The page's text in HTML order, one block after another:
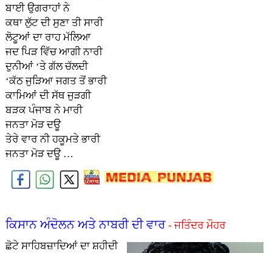
ਬਾਈ ਉਗਰਾਹਾਂ ਨੇ
ਕਥਾ ਲੁੱਟ ਦੀ ਸੁਣਾ ਤੀ ਸਾਰੀ
ਲੋਟੂਆਂ ਦਾ ਰਾਹ ਮੱਲਿਆ
ਜਦ ਪਿੜ ਵਿੱਚ ਆਗੀ ਨਾਰੀ
ਦੁਨੀਆਂ ‘ਤੇ ਗੱਲ ਚੱਲਦੀ
‘ਕੱਠ ਜੁੜਿਆ ਜਗਤ ਤੋਂ ਭਾਰੀ
ਕਾਮਿਆਂ ਦੀ ਸੱਥ ਜੁੜਗੀ
ਬੜਕ ਪੰਜਾਬ ਨੇ ਮਾਰੀ
ਜਨਤਾ ਮੋੜ ਦਊ
ਤੇਰੇ ਵਾਰ ਨੀ ਹਕੂਮਤੇ ਭਾਰੀ
ਜਨਤਾ ਮੋੜ ਦਊ …
ਕਿਸਾਨ ਅੰਦੋਲਨ ਅਤੇ ਨਾਬਰੀ ਦੀ ਵਾਰ - ਜਤਿੰਦਰ ਮੌਹਰ
ਛੋਟੇ ਸਾਹਿਬਜ਼ਾਦਿਆਂ ਦਾ ਸ਼ਹੀਦੀ